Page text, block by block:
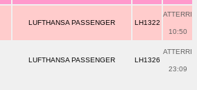
LUFTHANSA PASSENGER LH1322
ATTERRI
10:50
LUFTHANSA PASSENGER LH1326
ATTERRI
23:09